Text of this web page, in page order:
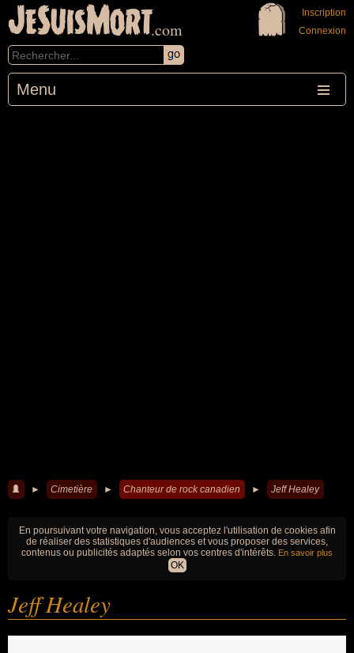
JeSuisMort.com
Menu
Inscription
Connexion
► Cimetière ► Chanteur de rock canadien ► Jeff Healey
En poursuivant votre navigation, vous acceptez l'utilisation de cookies afin
de réaliser des statistiques d'audiences et vous proposer des services,
contenus ou publicités adaptés selon vos centres d'intérêts. En savoir plus
OK
Jeff Healey